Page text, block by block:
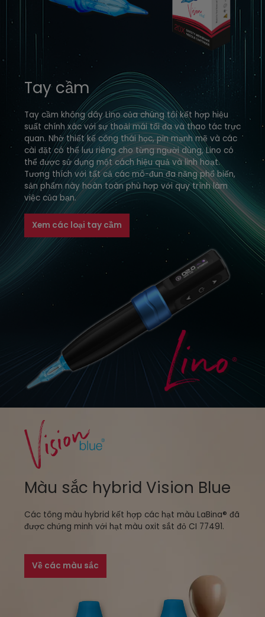
Tay cầm
Tay cầm không dây Lino của chúng tôi kết hợp hiệu
suất chính xác với sự thoải mái tối đa và thao tác trực
quan. Nhờ thiết kế công thái học, pin mạnh mẽ và các
cài đặt có thể lưu riêng cho từng người dùng, Lino có
thể được sử dụng một cách hiệu quả và linh hoạt.
Tương thích với tất cả các mô-đun đa năng phổ biến,
sản phẩm này hoàn toàn phù hợp với quy trình làm
việc của bạn.
Xem các loại tay cầm
Màu sắc hybrid Vision Blue
Các tông màu hybrid kết hợp các hạt màu LaBina® đã
được chứng minh với hạt màu oxit sắt đỏ CI 77491.
Về các màu sắc